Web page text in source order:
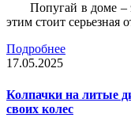
Попугай в доме –
этим стоит серьезная
Подробнее
17.05.2025
Колпачки на литые
своих колес